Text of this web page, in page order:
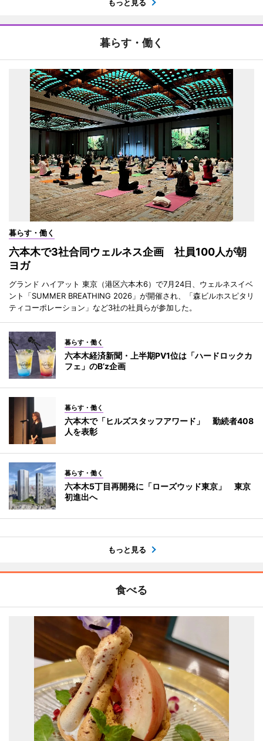
もっと見る
暮らす・働く
暮らす・働く
六本木で3社合同ウェルネス企画 社員100人が朝
ヨガ
グランド ハイアット 東京（港区六本木6）で7月24日、ウェルネスイベ
ント「SUMMER BREATHING 2026」が開催され、「森ビルホスピタリ
ティコーポレーション」など3社の社員らが参加した。
暮らす・働く
六本木経済新聞・上半期PV1位は「ハードロックカ
フェ」のB’z企画
暮らす・働く
六本木で「ヒルズスタッフアワード」 勤続者408
人を表彰
暮らす・働く
六本木5丁目再開発に「ローズウッド東京」 東京
初進出へ
もっと見る
食べる